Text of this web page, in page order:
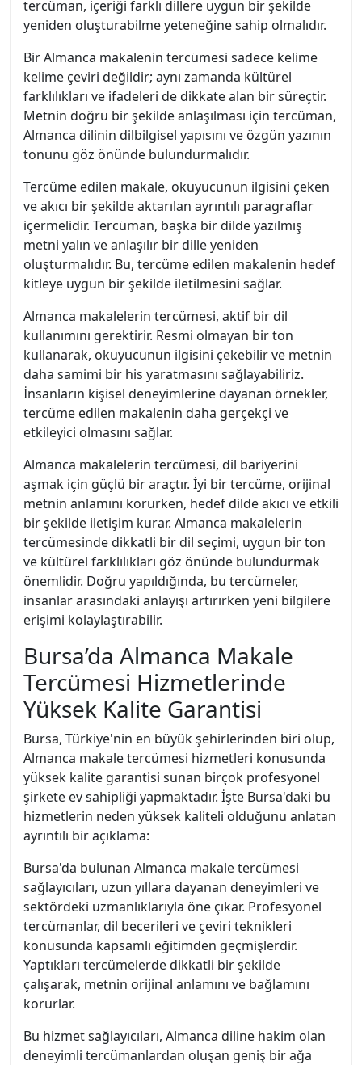
tercüman, içeriği farklı dillere uygun bir şekilde
yeniden oluşturabilme yeteneğine sahip olmalıdır.
Bir Almanca makalenin tercümesi sadece kelime
kelime çeviri değildir; aynı zamanda kültürel
farklılıkları ve ifadeleri de dikkate alan bir süreçtir.
Metnin doğru bir şekilde anlaşılması için tercüman,
Almanca dilinin dilbilgisel yapısını ve özgün yazının
tonunu göz önünde bulundurmalıdır.
Tercüme edilen makale, okuyucunun ilgisini çeken
ve akıcı bir şekilde aktarılan ayrıntılı paragraflar
içermelidir. Tercüman, başka bir dilde yazılmış
metni yalın ve anlaşılır bir dille yeniden
oluşturmalıdır. Bu, tercüme edilen makalenin hedef
kitleye uygun bir şekilde iletilmesini sağlar.
Almanca makalelerin tercümesi, aktif bir dil
kullanımını gerektirir. Resmi olmayan bir ton
kullanarak, okuyucunun ilgisini çekebilir ve metnin
daha samimi bir his yaratmasını sağlayabiliriz.
İnsanların kişisel deneyimlerine dayanan örnekler,
tercüme edilen makalenin daha gerçekçi ve
etkileyici olmasını sağlar.
Almanca makalelerin tercümesi, dil bariyerini
aşmak için güçlü bir araçtır. İyi bir tercüme, orijinal
metnin anlamını korurken, hedef dilde akıcı ve etkili
bir şekilde iletişim kurar. Almanca makalelerin
tercümesinde dikkatli bir dil seçimi, uygun bir ton
ve kültürel farklılıkları göz önünde bulundurmak
önemlidir. Doğru yapıldığında, bu tercümeler,
insanlar arasındaki anlayışı artırırken yeni bilgilere
erişimi kolaylaştırabilir.
Bursa’da Almanca Makale
Tercümesi Hizmetlerinde
Yüksek Kalite Garantisi
Bursa, Türkiye'nin en büyük şehirlerinden biri olup,
Almanca makale tercümesi hizmetleri konusunda
yüksek kalite garantisi sunan birçok profesyonel
şirkete ev sahipliği yapmaktadır. İşte Bursa'daki bu
hizmetlerin neden yüksek kaliteli olduğunu anlatan
ayrıntılı bir açıklama:
Bursa'da bulunan Almanca makale tercümesi
sağlayıcıları, uzun yıllara dayanan deneyimleri ve
sektördeki uzmanlıklarıyla öne çıkar. Profesyonel
tercümanlar, dil becerileri ve çeviri teknikleri
konusunda kapsamlı eğitimden geçmişlerdir.
Yaptıkları tercümelerde dikkatli bir şekilde
çalışarak, metnin orijinal anlamını ve bağlamını
korurlar.
Bu hizmet sağlayıcıları, Almanca diline hakim olan
deneyimli tercümanlardan oluşan geniş bir ağa